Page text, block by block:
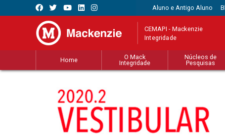
Aluno e Antigo Aluno
CEMAPI - Mackenzie
Integridade
Home
O Mack
Integridade
Núcleos de
Pesquisas